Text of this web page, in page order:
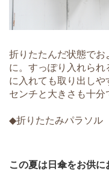
折りたたんだ状態でお
に。すっぽり入れら
に入れても取り出し
センチと大きさも十分
◆折りたたみパラソル
この夏は日傘をお供に